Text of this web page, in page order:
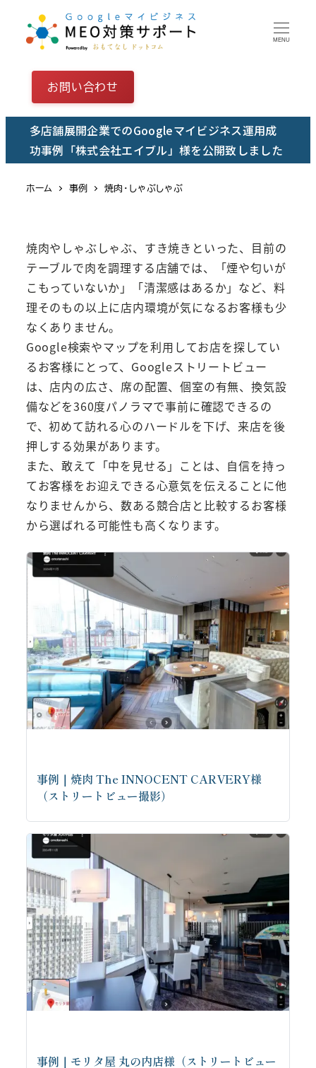
テ
MENU
お問い合わせ
多店舗展開企業でのGoogleマイビジネス運用成
功事例「株式会社エイブル」様を公開致しました
ホーム 事例 焼肉・しゃぶしゃぶ
焼肉やしゃぶしゃぶ、すき焼きといった、目前の
テーブルで肉を調理する店舗では、「煙や匂いが
こもっていないか」「清潔感はあるか」など、料
理そのもの以上に店内環境が気になるお客様も少
なくありません。
Google検索やマップを利用してお店を探してい
るお客様にとって、Googleストリートビュー
は、店内の広さ、席の配置、個室の有無、換気設
備などを360度パノラマで事前に確認できるの
で、初めて訪れる心のハードルを下げ、来店を後
押しする効果があります。
また、敢えて「中を見せる」ことは、自信を持っ
てお客様をお迎えできる心意気を伝えることに他
なりませんから、数ある競合店と比較するお客様
から選ばれる可能性も高くなります。
事例｜焼肉 The INNOCENT CARVERY様
（ストリートビュー撮影）
事例｜モリタ屋 丸の内店様（ストリートビュー